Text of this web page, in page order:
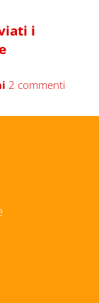
i
2 commenti